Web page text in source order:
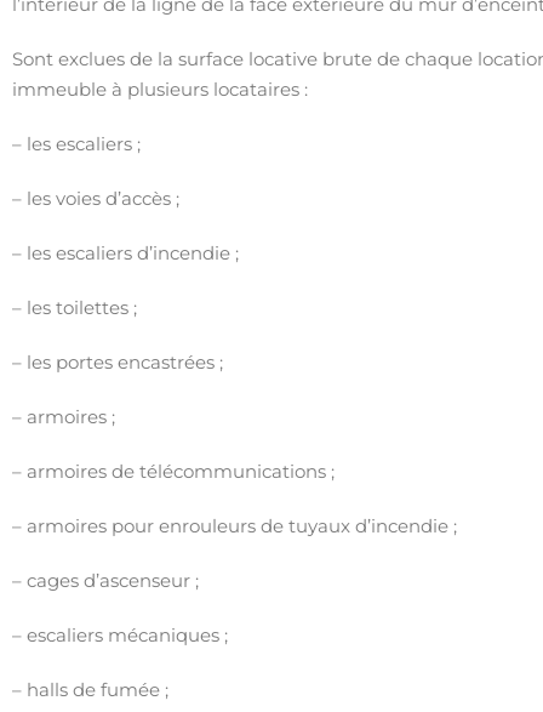
Sont exclues de la surface locative brute de chaque
immeuble à plusieurs locataires :
– les escaliers ;
– les voies d’accès ;
– les escaliers d’incendie ;
– les toilettes ;
– les portes encastrées ;
– armoires ;
– armoires de télécommunications ;
– armoires pour enrouleurs de tuyaux d’incendie ;
– cages d’ascenseur ;
– escaliers mécaniques ;
– halls de fumée ;